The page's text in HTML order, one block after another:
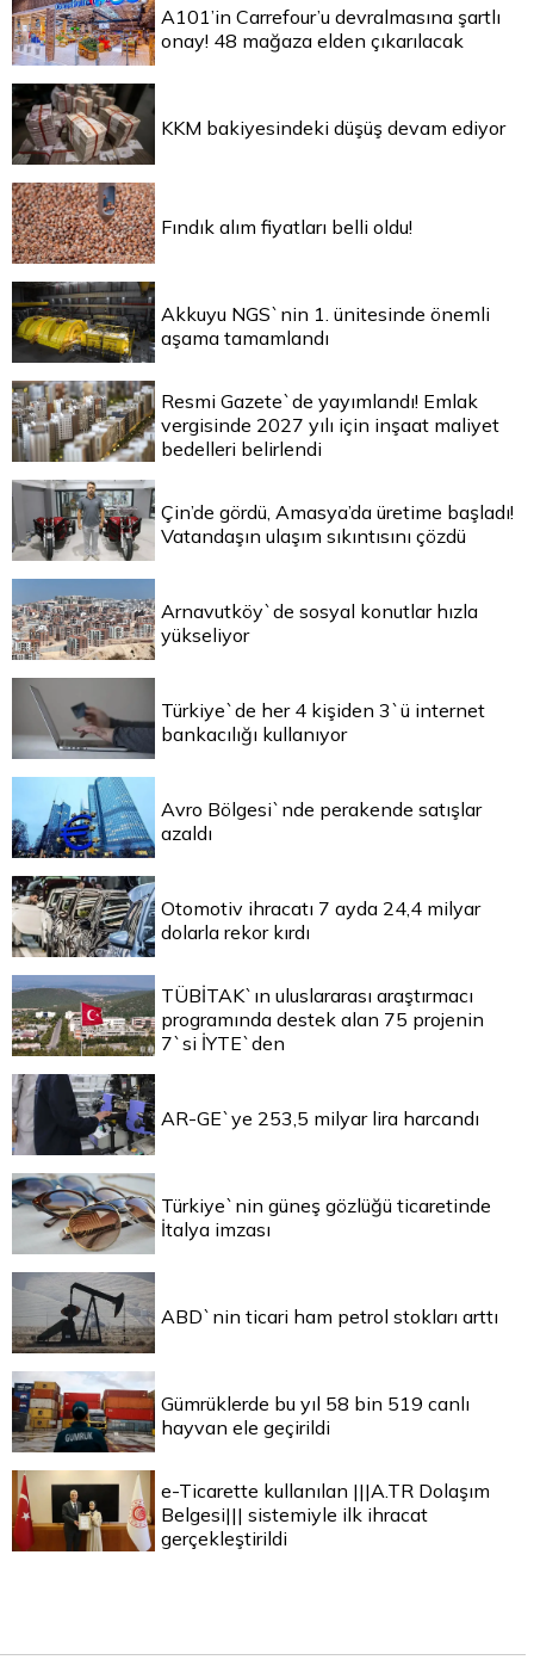
A101’in Carrefour’u devralmasına şartlı
onay! 48 mağaza elden çıkarılacak
KKM bakiyesindeki düşüş devam ediyor
Fındık alım fiyatları belli oldu!
Akkuyu NGS`nin 1. ünitesinde önemli
aşama tamamlandı
Resmi Gazete`de yayımlandı! Emlak
vergisinde 2027 yılı için inşaat maliyet
bedelleri belirlendi
Çin’de gördü, Amasya’da üretime başladı!
Vatandaşın ulaşım sıkıntısını çözdü
Arnavutköy`de sosyal konutlar hızla
yükseliyor
Türkiye`de her 4 kişiden 3`ü internet
bankacılığı kullanıyor
Avro Bölgesi`nde perakende satışlar
azaldı
Otomotiv ihracatı 7 ayda 24,4 milyar
dolarla rekor kırdı
TÜBİTAK`ın uluslararası araştırmacı
programında destek alan 75 projenin
7`si İYTE`den
AR-GE`ye 253,5 milyar lira harcandı
Türkiye`nin güneş gözlüğü ticaretinde
İtalya imzası
ABD`nin ticari ham petrol stokları arttı
Gümrüklerde bu yıl 58 bin 519 canlı
hayvan ele geçirildi
e-Ticarette kullanılan |||A.TR Dolaşım
Belgesi||| sistemiyle ilk ihracat
gerçekleştirildi